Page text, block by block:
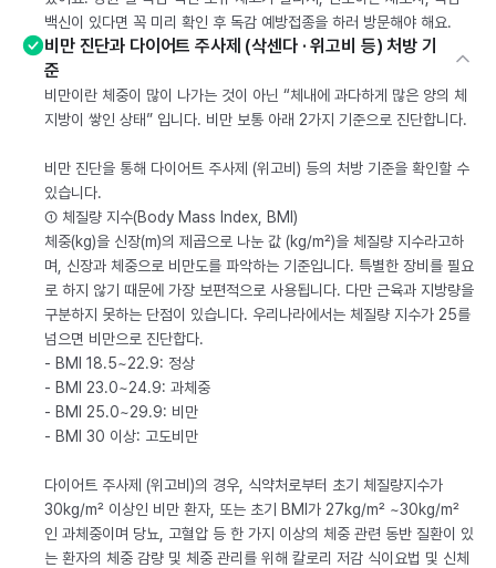
백신이 있다면 꼭 미리 확인 후 독감 예방접종을 하러 방문해야 해요.
비만 진단과 다이어트 주사제 (삭센다 · 위고비 등) 처방 기
준
비만이란 체중이 많이 나가는 것이 아닌 “체내에 과다하게 많은 양의 체
지방이 쌓인 상태” 입니다. 비만 보통 아래 2가지 기준으로 진단합니다.
비만 진단을 통해 다이어트 주사제 (위고비) 등의 처방 기준을 확인할 수
있습니다.
① 체질량 지수(Body Mass Index, BMI)
체중(kg)을 신장(m)의 제곱으로 나눈 값 (kg/m²)을 체질량 지수라고하
며, 신장과 체중으로 비만도를 파악하는 기준입니다. 특별한 장비를 필요
로 하지 않기 때문에 가장 보편적으로 사용됩니다. 다만 근육과 지방량을
구분하지 못하는 단점이 있습니다. 우리나라에서는 체질량 지수가 25를
넘으면 비만으로 진단합다.
- BMI 18.5~22.9: 정상
- BMI 23.0~24.9: 과체중
- BMI 25.0~29.9: 비만
- BMI 30 이상: 고도비만
다이어트 주사제 (위고비)의 경우, 식약처로부터 초기 체질량지수가
30kg/m² 이상인 비만 환자, 또는 초기 BMI가 27kg/m² ~30kg/m²
인 과체중이며 당뇨, 고혈압 등 한 가지 이상의 체중 관련 동반 질환이 있
는 환자의 체중 감량 및 체중 관리를 위해 칼로리 저감 식이요법 및 신체